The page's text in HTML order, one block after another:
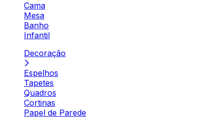
Cama
Mesa
Banho
Infantil
Decoração
Espelhos
Tapetes
Quadros
Cortinas
Papel de Parede